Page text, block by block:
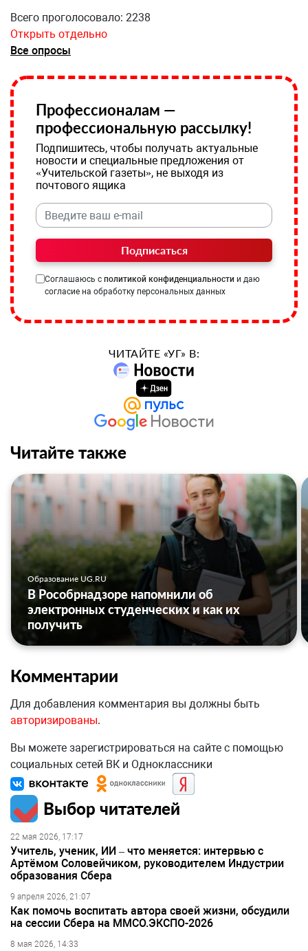
Всего проголосовало: 2238
Открыть отдельно
Все опросы
Профессионалам —
профессиональную рассылку!
Подпишитесь, чтобы получать актуальные
новости и специальные предложения от
«Учительской газеты», не выходя из
почтового ящика
Подписаться
Соглашаюсь с политикой конфиденциальности и даю
согласие на обработку персональных данных
ЧИТАЙТЕ «УГ» В:
Читайте также
Образование UG.RU
В Рособрнадзоре напомнили об
электронных студенческих и как их
получить
Комментарии
Для добавления комментария вы должны быть
авторизированы.
Вы можете зарегистрироваться на сайте с помощью
социальных сетей ВК и Одноклассники
Выбор читателей
22 мая 2026, 17:17
Учитель, ученик, ИИ – что меняется: интервью с
Артёмом Соловейчиком, руководителем Индустрии
образования Сбера
9 апреля 2026, 21:07
Как помочь воспитать автора своей жизни, обсудили
на сессии Сбера на ММСО.ЭКСПО-2026
8 мая 2026, 14:33